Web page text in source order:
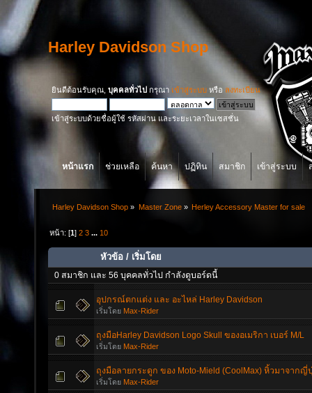
Harley Davidson Shop
ยินดีต้อนรับคุณ, บุคคลทั่วไป กรุณา เข้าสู่ระบบ หรือ ลงทะเบียน
เข้าสู่ระบบด้วยชื่อผู้ใช้ รหัสผ่าน และระยะเวลาในเซสชั่น
หน้าแรก ช่วยเหลือ ค้นหา ปฏิทิน สมาชิก เข้าสู่ระบบ
Harley Davidson Shop » Master Zone» Herley Accessory Master for sale
หน้า: [1]2 3 ... 10
หัวข้อ / เริ่มโดย
0 สมาชิก และ 56 บุคคลทั่วไป กำลังดูบอร์ดนี้
อุปกรณ์ตกแต่ง และ อะไหล่ Harley Davidson
เริ่มโดย Max-Rider
ถุงมือHarley Davidson Logo Skull ของอเมริกา เบอร์ M/L
เริ่มโดย Max-Rider
ถุงมือลายกระดูก ของ Moto-Mield (CoolMax) หิ้วมาจากญี่
เริ่มโดย Max-Rider